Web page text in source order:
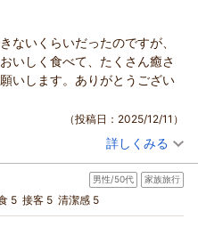
。お客様に心地よくお過ご
大切にしてまいります。
さいませ。
しみにお待ちしております。
（返信日：2026/01/02）
あたり/税込)
らの返信
お越しいただきまして
の清掃につきまして
ている」とのお言葉を頂戴
す。ありがとうございます。
ムやお味にご満足いただい
だ夜間のボイラー音につきま
ないくらいだったのですが、
いしく食べて、たくさん癒さ
いします。ありがとうござい
（投稿日：2025/12/11）
)
呂&無料貸切風呂！バーニャカウダ
朝・夕
人あたり/税込)
詳しくみる
男性/50代 家族旅行
5 接客 5 清潔感 5